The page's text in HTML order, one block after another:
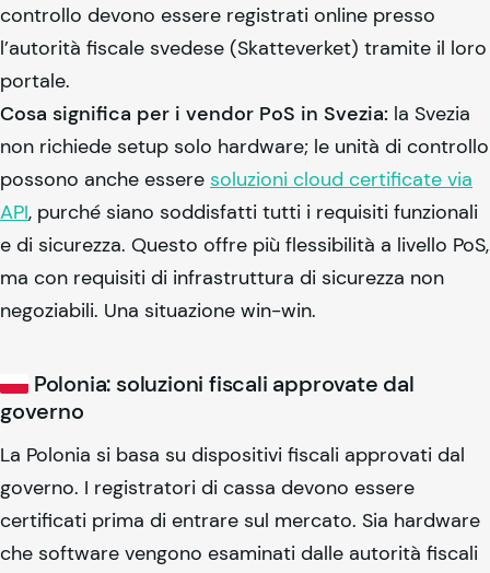
controllo devono essere registrati online presso
l’autorità fiscale svedese (Skatteverket) tramite il loro
portale.
Cosa significa per i vendor PoS in Svezia: la Svezia
non richiede setup solo hardware; le unità di controllo
possono anche essere soluzioni cloud certificate via
API, purché siano soddisfatti tutti i requisiti funzionali
e di sicurezza. Questo offre più flessibilità a livello PoS,
ma con requisiti di infrastruttura di sicurezza non
negoziabili. Una situazione win-win.
Polonia: soluzioni fiscali approvate dal
governo
La Polonia si basa su dispositivi fiscali approvati dal
governo. I registratori di cassa devono essere
certificati prima di entrare sul mercato. Sia hardware
che software vengono esaminati dalle autorità fiscali